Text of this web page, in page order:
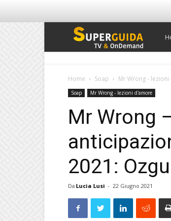
Home Soap Mr Wrong -
Soap Mr Wrong - lezioni d'amore
Mr Wrong
2021:
Da Lucia Lusi - 22 Giugno 2021